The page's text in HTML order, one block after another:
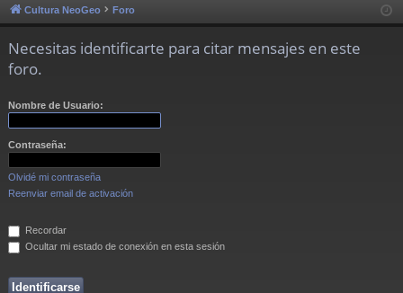
os ist
Cultura NeoGeo Foro
Necesitas identificarte para citar mensajes en este
foro.
Nombre de Usuario:
Contraseña:
Olvidé mi contraseña
Reenviar email de activación
Recordar
Ocultar mi estado de conexión en esta sesión